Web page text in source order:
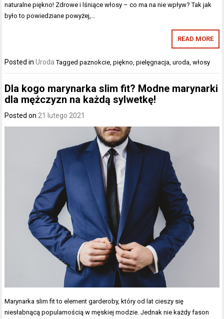
naturalne piękno! Zdrowe i lśniące włosy – co ma na nie wpływ? Tak jak
było to powiedziane powyżej,…
READ MORE
Posted inUroda Taggedpaznokcie ,piękno ,pielęgnacja ,uroda ,włosy
Dla kogo marynarka slim fit? Modne marynarki
dla mężczyzn na każdą sylwetkę!
Posted on21 lutego 2021
Marynarka slim fit to element garderoby, który od lat cieszy się
niesłabnącą popularnością w męskiej modzie. Jednak nie każdy fason